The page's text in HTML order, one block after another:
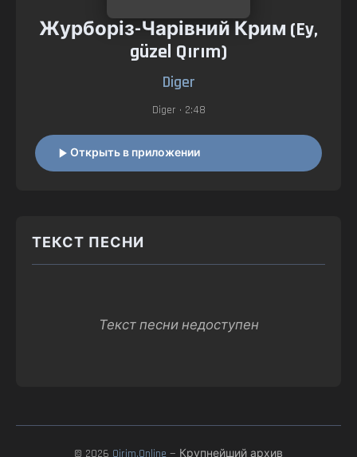
Журборіз-Чарівний Крим (Ey,
güzel Qırım)
Diger
Diger • 2:48
Открыть в приложении
ТЕКСТ ПЕСНИ
Текст песни недоступен
© 2026 Qirim.Online — Крупнейший архив